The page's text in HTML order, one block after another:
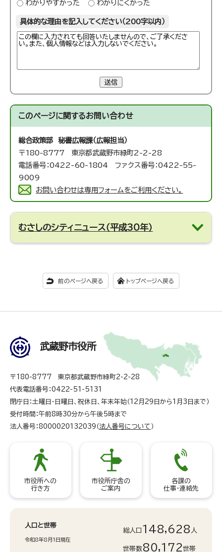
わかりやすかった わかりにくかった
具体的な理由を記入してください（200字以内）
送信
このページに関するお問い合わせ
総合政策部 秘書広報課（広報担当）
〒180-8777 東京都武蔵野市緑町2-2-28
電話番号：0422-60-1804 ファクス番号：0422-55-
9009
お問い合わせは専用フォームをご利用ください。
むさしのシティニュース（平成30年）
前のページへ戻る トップページへ戻る
武蔵野市役所
〒180-8777 東京都武蔵野市緑町2-2-28
代表電話番号：0422-51-5131
閉庁日：土曜日・日曜日、祝休日、年末年始（12月29日から1月3日まで）
受付時間：午前8時30分から午後5時まで
法人番号：8000020132039（ 法人番号について ）
市役所への
行き方
市役所庁舎の
ご案内
各課の
仕事・連絡先
人口と世帯
令和8年8月1日現在
総人口 148,628 人
世帯数80,172世帯